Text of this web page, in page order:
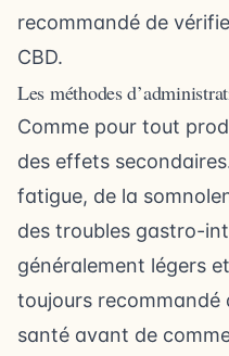
recommandé de
CBD.
Les méthodes
Comme pour tout
des effets
fatigue, de la
des troubles gastro-
généralement légers
toujours recommandé
santé avant de